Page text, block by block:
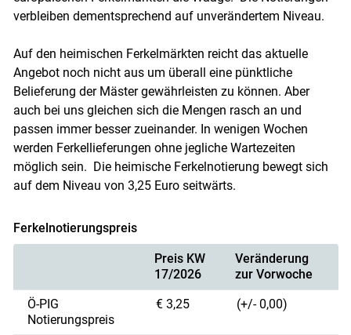
verbleiben dementsprechend auf unverändertem Niveau.
Auf den heimischen Ferkelmärkten reicht das aktuelle
Angebot noch nicht aus um überall eine pünktliche
Belieferung der Mäster gewährleisten zu können. Aber
auch bei uns gleichen sich die Mengen rasch an und
passen immer besser zueinander. In wenigen Wochen
werden Ferkellieferungen ohne jegliche Wartezeiten
möglich sein. Die heimische Ferkelnotierung bewegt sich
auf dem Niveau von 3,25 Euro seitwärts.
Ferkelnotierungspreis
Preis KW
17/2026
Veränderung
zur Vorwoche
Ö-PIG
Notierungspreis
€ 3,25 (+/- 0,00)